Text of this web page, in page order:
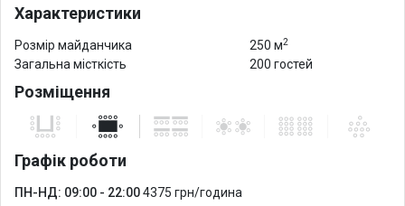
Характеристики
Розмір майданчика 250 м2
Загальна місткість 200 гостей
Розміщення
Графік роботи
ПН-НД: 09:00 - 22:004375 грн/година